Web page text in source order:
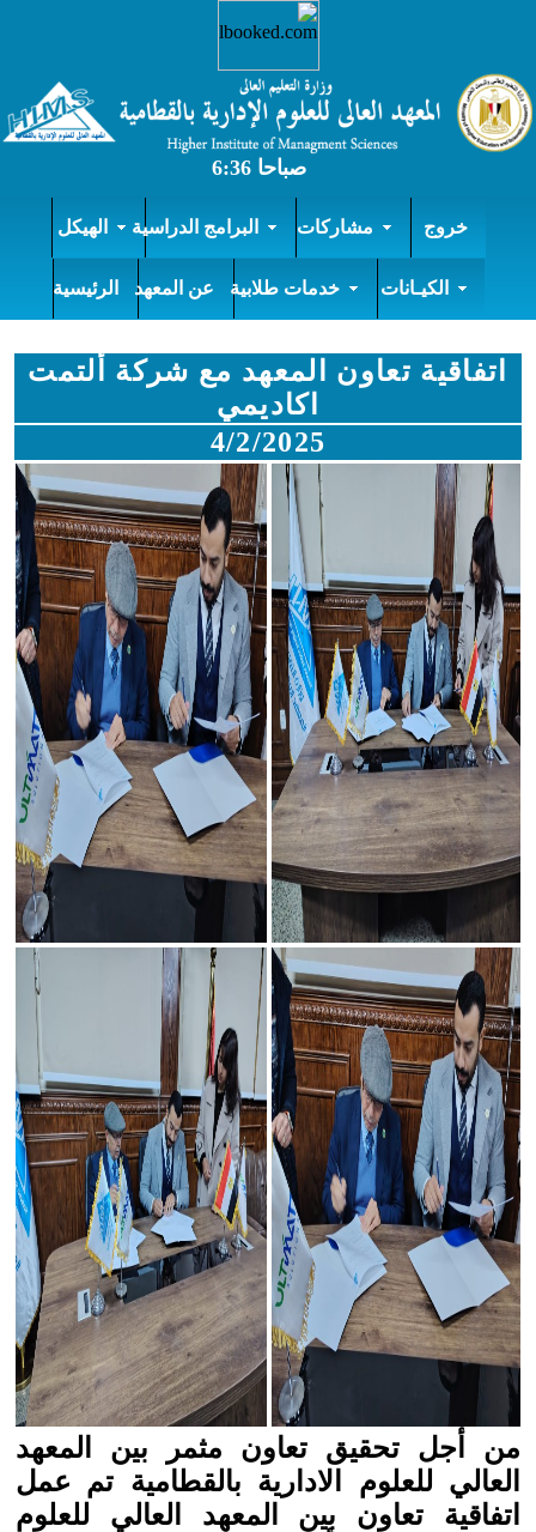
خروج مشاركات البرامج الدراسية الهيكل
الكيـانات خدمات طلابية عن المعهد الرئيسية
اتفاقية تعاون المعهد مع شركة ألتمت
اكاديمي
4/2/2025
من أجل تحقيق تعاون مثمر بين المعهد
العالي للعلوم الادارية بالقطامية تم عمل
اتفاقية تعاون بين المعهد العالي للعلوم